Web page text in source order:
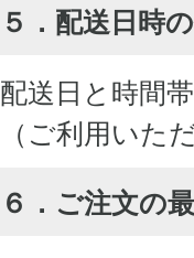
５．配送日時
配送日と時間
（ご利用いた
６．ご注文の